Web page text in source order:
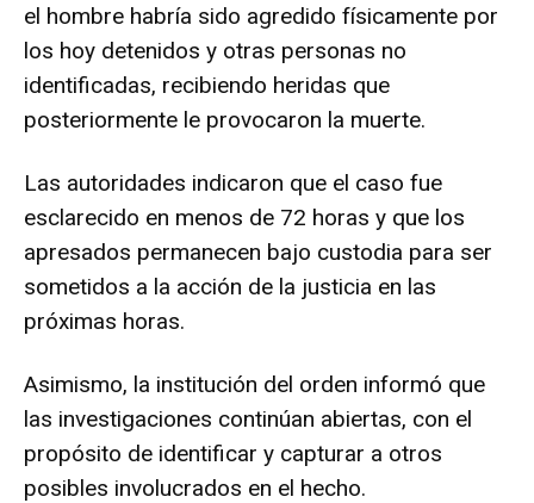
el hombre habría sido agredido físicamente por
los hoy detenidos y otras personas no
identificadas, recibiendo heridas que
posteriormente le provocaron la muerte.
Las autoridades indicaron que el caso fue
esclarecido en menos de 72 horas y que los
apresados permanecen bajo custodia para ser
sometidos a la acción de la justicia en las
próximas horas.
Asimismo, la institución del orden informó que
las investigaciones continúan abiertas, con el
propósito de identificar y capturar a otros
posibles involucrados en el hecho.